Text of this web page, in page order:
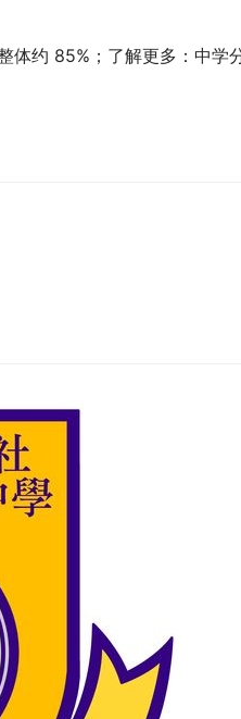
体约 85%；了解更多：中学